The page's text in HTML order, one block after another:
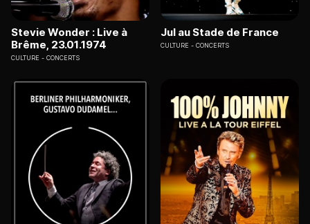
Stevie Wonder : Live à
Brême, 23.01.1974
CULTURE CONCERTS
Jul au Stade de France
CULTURE CONCERTS